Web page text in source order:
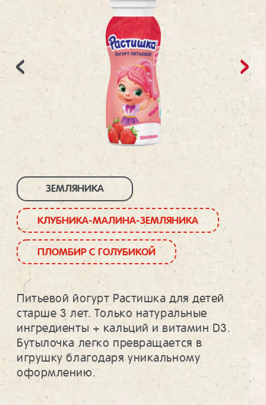
ЗЕМЛЯНИКА
КЛУБНИКА-МАЛИНА-ЗЕМЛЯНИКА
ПЛОМБИР С ГОЛУБИКОЙ
Питьевой йогурт Растишка для детей
старше 3 лет. Только натуральные
ингредиенты + кальций и витамин D3.
Бутылочка легко превращается в
игрушку благодаря уникальному